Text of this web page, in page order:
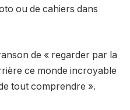
ou de cahiers dans
de « regarder par la
ce monde incroyable
tout comprendre ».